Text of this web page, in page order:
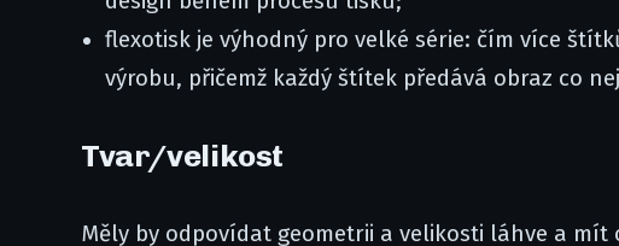
flexotisk je výhodný pro velké série: čím více
výrobu, přičemž každý štítek předává obraz co
Tvar/velikost
Měly by odpovídat geometrii a velikosti láhve a